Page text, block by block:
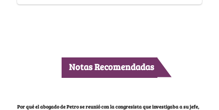
Notas Recomendadas
Por qué el abogado de Petro se reunió con la congresista que investigaba a su jefe,